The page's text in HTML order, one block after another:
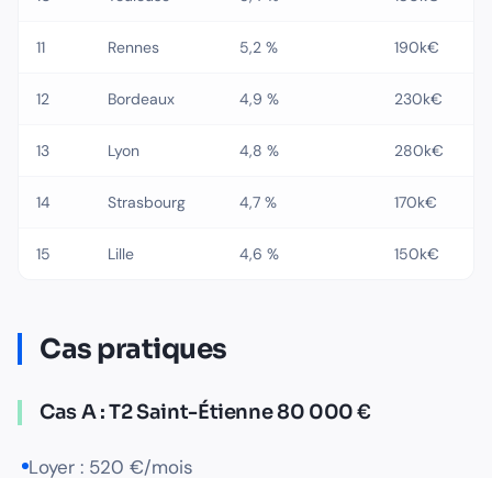
11 Rennes 5,2 % 190k€
12 Bordeaux 4,9 % 230k€
13 Lyon 4,8 % 280k€
14 Strasbourg 4,7 % 170k€
15 Lille 4,6 % 150k€
Cas pratiques
Cas A : T2 Saint-Étienne 80 000 €
Loyer : 520 €/mois